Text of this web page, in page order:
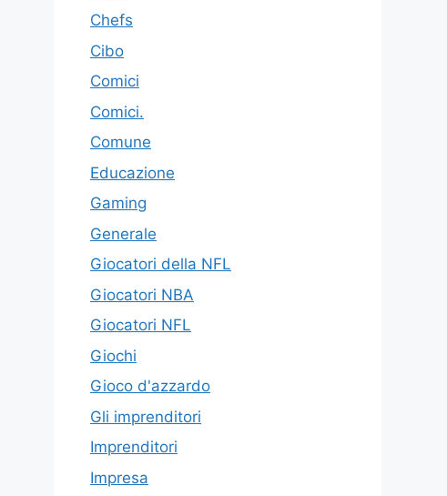
Chefs
Cibo
Comici
Comici.
Comune
Educazione
Gaming
Generale
Giocatori della NFL
Giocatori NBA
Giocatori NFL
Giochi
Gioco d'azzardo
Gli imprenditori
Imprenditori
Impresa